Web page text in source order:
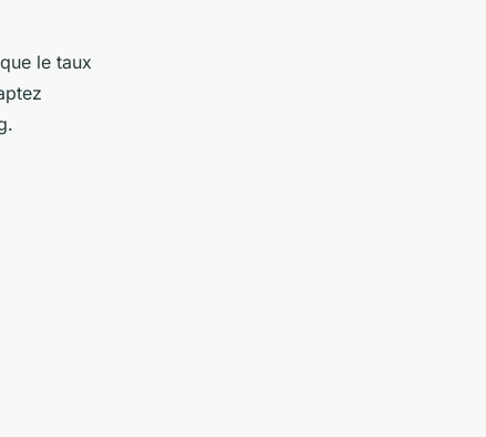
le taux